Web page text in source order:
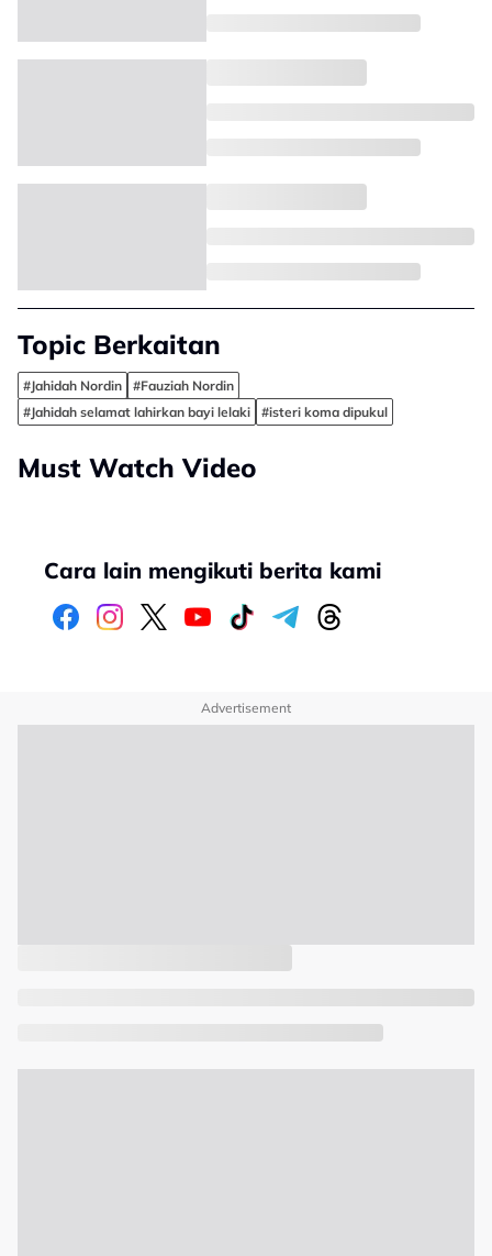
Topic Berkaitan
#Jahidah Nordin
#Fauziah Nordin
#Jahidah selamat lahirkan bayi lelaki
#isteri koma dipukul
Must Watch Video
Cara lain mengikuti berita kami
Advertisement